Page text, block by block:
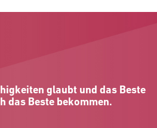
glaubt und das Beste
das Beste bekommen.